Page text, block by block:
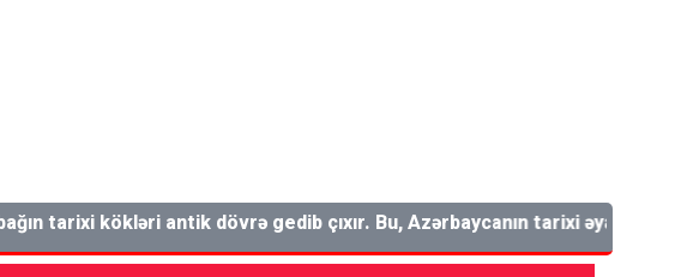
tarixi kökləri antik dövrə gedib çıxır. Bu, Azərbaycanın tarixi